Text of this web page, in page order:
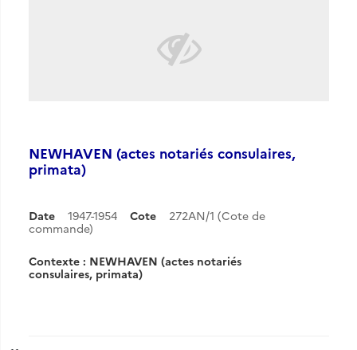
NEWHAVEN (actes notariés consulaires,
primata)
Date 1947-1954 Cote
272AN/1 (Cote de
commande)
Contexte : NEWHAVEN (actes notariés
consulaires, primata)